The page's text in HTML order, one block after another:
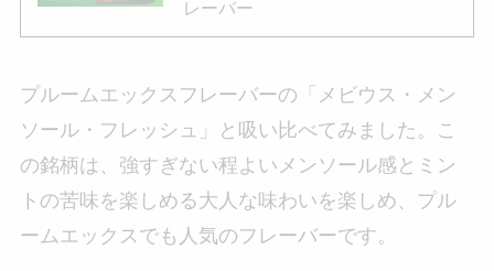
レーバー
プルームエックスフレーバーの「メビウス・メン
ソール・フレッシュ」と吸い比べてみました。こ
の銘柄は、強すぎない程よいメンソール感とミン
トの苦味を楽しめる大人な味わいを楽しめ、プル
ームエックスでも人気のフレーバーです。